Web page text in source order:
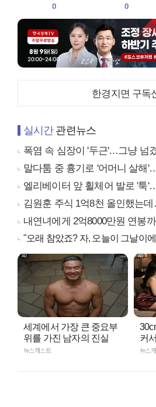
0
0
한경지면 구독
실시간관련뉴스
폭염 속 심장이 '두근'…그냥 넘
말다툼 중 흉기로 '어머니 살해
엘리베이터 앞 휠체어 발로 '툭
김원훈 주식 1억8천 올인했는
내연녀에게 2억8000만원 연봉
"오래 참았죠? 자, 오늘이 그날이
세계에서 가장 큰 중요부
위를 가진 남자의 진실
뉴스캐스트
커
뉴스